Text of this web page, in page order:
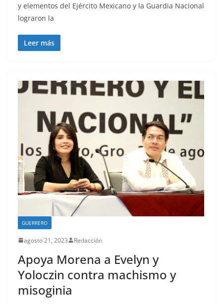
y elementos del Ejército Mexicano y la Guardia Nacional
lograron la
Leer más
GUERRERO
agosto 21, 2023 Redacción
Apoya Morena a Evelyn y
Yoloczin contra machismo y
misoginia